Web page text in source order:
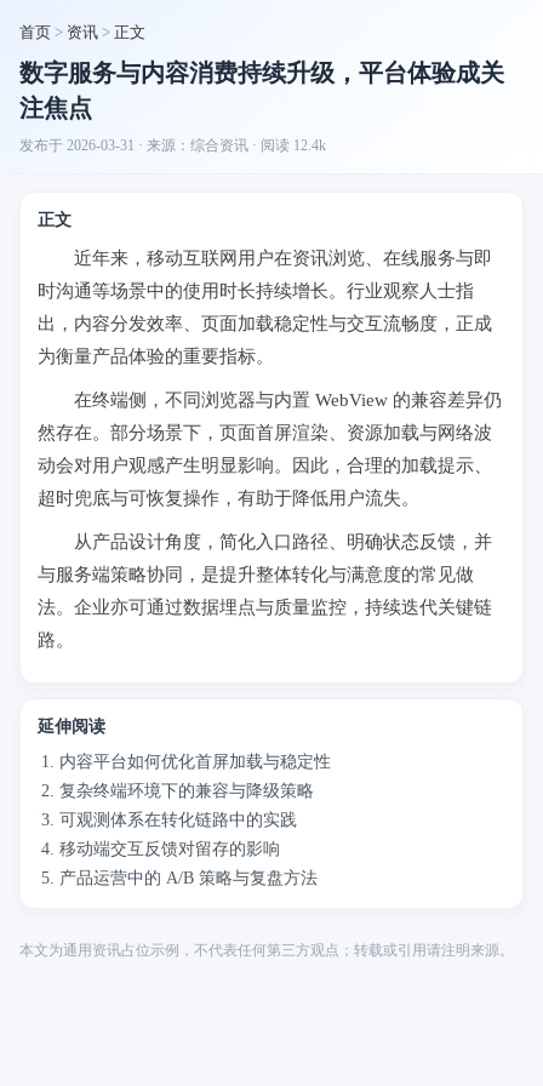
首页 > 资讯 > 正文
数字服务与内容消费持续升级，平台体验成关
注焦点
发布于 2026-03-31 · 来源：综合资讯 · 阅读 12.4k
正文
近年来，移动互联网用户在资讯浏览、在线服务与即
时沟通等场景中的使用时长持续增长。行业观察人士指
出，内容分发效率、页面加载稳定性与交互流畅度，正成
为衡量产品体验的重要指标。
在终端侧，不同浏览器与内置 WebView 的兼容差异仍
然存在。部分场景下，页面首屏渲染、资源加载与网络波
动会对用户观感产生明显影响。因此，合理的加载提示、
超时兜底与可恢复操作，有助于降低用户流失。
从产品设计角度，简化入口路径、明确状态反馈，并
与服务端策略协同，是提升整体转化与满意度的常见做
法。企业亦可通过数据埋点与质量监控，持续迭代关键链
路。
延伸阅读
内容平台如何优化首屏加载与稳定性
复杂终端环境下的兼容与降级策略
可观测体系在转化链路中的实践
移动端交互反馈对留存的影响
产品运营中的 A/B 策略与复盘方法
本文为通用资讯占位示例，不代表任何第三方观点；转载或引用请注明来源。